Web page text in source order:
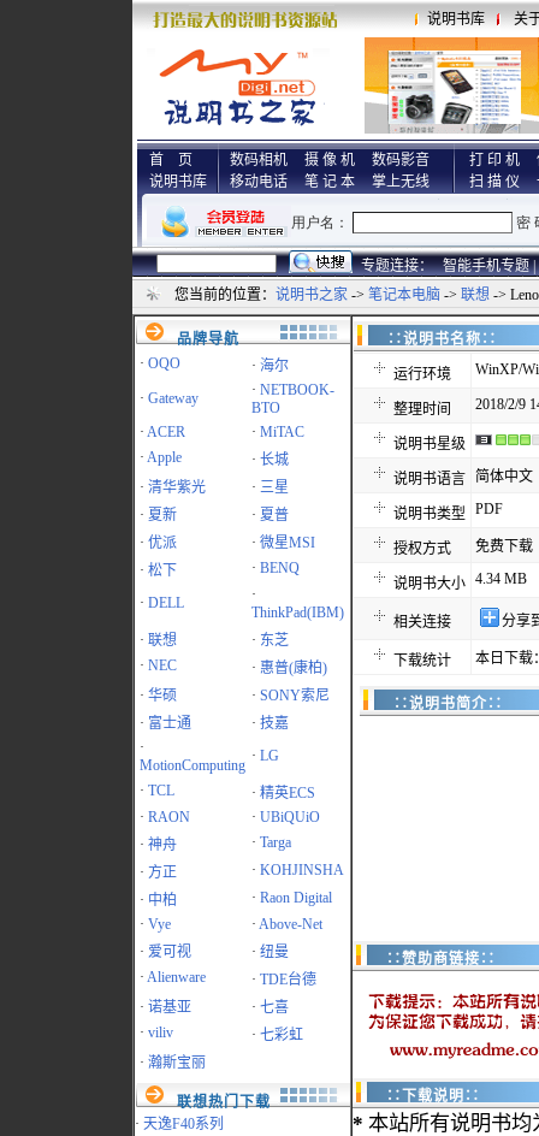
说明书库 关
首 页
说明书库
数码相机 摄 像 机
数码影音
移动电话
笔 记 本 掌上无线
打 印 机
扫 描 仪
专题连接： 智能手机专题 |
您当前的位置： 说明书之家 -> 笔记本电脑 -> 联想 ->
品牌导航
· OQO · 海尔
· Gateway · NETBOOK-
BTO
· ACER · MiTAC
· Apple · 长城
· 清华紫光 · 三星
· 夏新 · 夏普
· 优派 · 微星MSI
· 松下 · BENQ
· DELL
·
ThinkPad(IBM)
· 联想 · 东芝
· NEC · 惠普(康柏)
· 华硕 · SONY索尼
· 富士通 · 技嘉
·
MotionComputing
· LG
· TCL · 精英ECS
· RAON · UBiQUiO
· 神舟 · Targa
· 方正 · KOHJINSHA
· 中柏 · Raon Digital
· Vye · Above-Net
· 爱可视 · 纽曼
· Alienware · TDE台德
· 诺基亚 · 七喜
· viliv · 七彩虹
· 瀚斯宝丽
联想热门下载
· 天逸F40系列
∷说明书名
运行环境 WinXP/
整理时间 2018/2/9
说明书星级
说明书语言 简体中文
说明书类型 PDF
授权方式 免费下载
说明书大小 4.34 MB
相关连接 分享
下载统计 本日下载
∷说明书简介∷
∷赞助商链接∷
∷下载说明∷
* 本站所有说明书均